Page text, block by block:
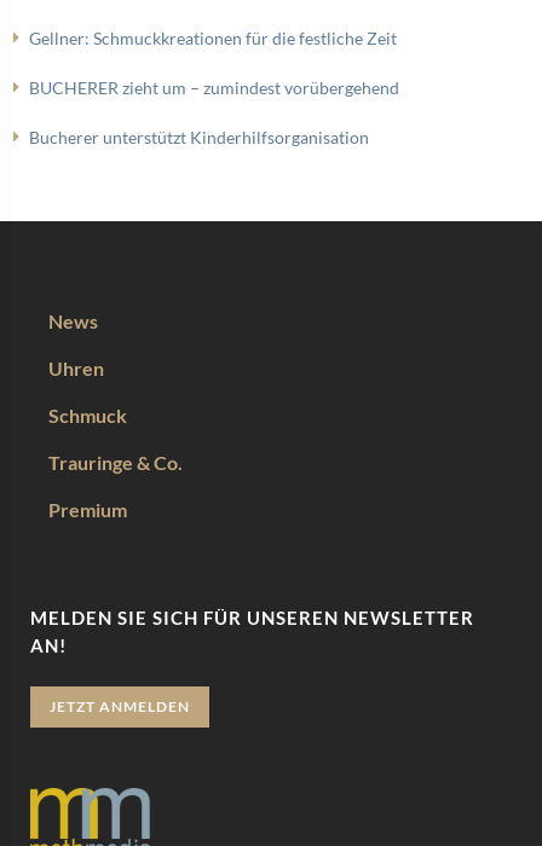
Gellner: Schmuckkreationen für die festliche Zeit
BUCHERER zieht um – zumindest vorübergehend
Bucherer unterstützt Kinderhilfsorganisation
News
Uhren
Schmuck
Trauringe & Co.
Premium
MELDEN SIE SICH FÜR UNSEREN NEWSLETTER
AN!
JETZT ANMELDEN